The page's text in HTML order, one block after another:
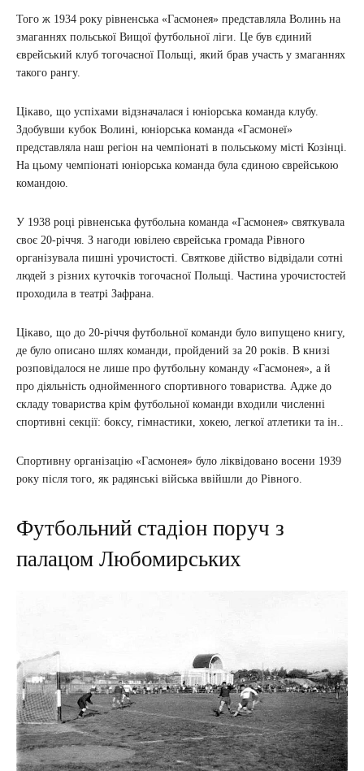
Того ж 1934 року рівненська «Гасмонея» представляла Волинь на
змаганнях польської Вищої футбольної ліги. Це був єдиний
єврейський клуб тогочасної Польщі, який брав участь у змаганнях
такого рангу.
Цікаво, що успіхами відзначалася і юніорська команда клубу.
Здобувши кубок Волині, юніорська команда «Гасмонеї»
представляла наш регіон на чемпіонаті в польському місті Козінці.
На цьому чемпіонаті юніорська команда була єдиною єврейською
командою.
У 1938 році рівненська футбольна команда «Гасмонея» святкувала
своє 20-річчя. З нагоди ювілею єврейська громада Рівного
організувала пишні урочистості. Святкове дійство відвідали сотні
людей з різних куточків тогочасної Польщі. Частина урочистостей
проходила в театрі Зафрана.
Цікаво, що до 20-річчя футбольної команди було випущено книгу,
де було описано шлях команди, пройдений за 20 років. В книзі
розповідалося не лише про футбольну команду «Гасмонея», а й
про діяльність однойменного спортивного товариства. Адже до
складу товариства крім футбольної команди входили численні
спортивні секції: боксу, гімнастики, хокею, легкої атлетики та ін..
Спортивну організацію «Гасмонея» було ліквідовано восени 1939
року після того, як радянські війська ввійшли до Рівного.
Футбольний стадіон поруч з
палацом Любомирських